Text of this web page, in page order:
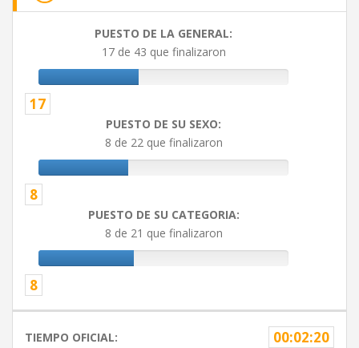
PUESTO DE LA GENERAL:
17 de 43 que finalizaron
17
PUESTO DE SU SEXO:
8 de 22 que finalizaron
8
PUESTO DE SU CATEGORIA:
8 de 21 que finalizaron
8
TIEMPO OFICIAL: 00:02:20